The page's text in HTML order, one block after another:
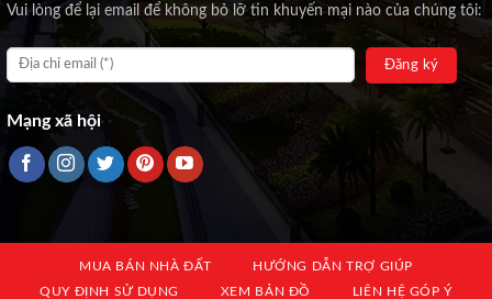
Vui lòng để lại email để không bỏ lỡ tin khuyến mại nào của chúng tôi:
Mạng xã hội
MUA BÁN NHÀ ĐẤT
HƯỚNG DẪN TRỢ GIÚP
QUY ĐỊNH SỬ DỤNG
XEM BẢN ĐỒ LIÊN HỆ GÓP Ý